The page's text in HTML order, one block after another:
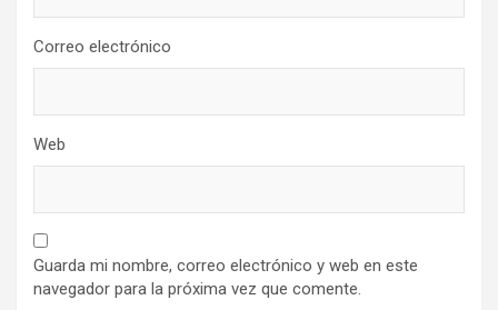
Correo electrónico
Web
Guarda mi nombre, correo electrónico y web en este
navegador para la próxima vez que comente.